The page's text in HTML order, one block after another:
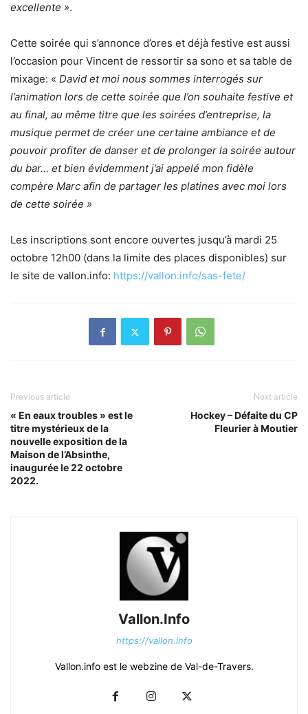
excellente ».
Cette soirée qui s’annonce d’ores et déjà festive est aussi
l’occasion pour Vincent de ressortir sa sono et sa table de
mixage: « David et moi nous sommes interrogés sur
l’animation lors de cette soirée que l’on souhaite festive et
au final, au même titre que les soirées d’entreprise, la
musique permet de créer une certaine ambiance et de
pouvoir profiter de danser et de prolonger la soirée autour
du bar… et bien évidemment j’ai appelé mon fidèle
compère Marc afin de partager les platines avec moi lors
de cette soirée »
Les inscriptions sont encore ouvertes jusqu’à mardi 25
octobre 12h00 (dans la limite des places disponibles) sur
le site de vallon.info: https://vallon.info/sas-fete/
Previous article
« En eaux troubles » est le
titre mystérieux de la
nouvelle exposition de la
Maison de l’Absinthe,
inaugurée le 22 octobre
2022.
Next article
Hockey – Défaite du CP
Fleurier à Moutier
Vallon.Info
https://vallon.info
Vallon.info est le webzine de Val-de-Travers.